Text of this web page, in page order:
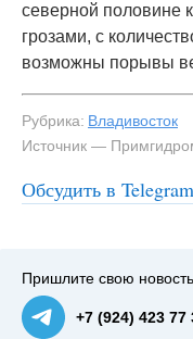
северной половине
грозами, с
возможны порывы
Рубрика: Владивосток
Источник —
Обсудить в Telegram
Пришлите свою новость
+7 (924) 423 77